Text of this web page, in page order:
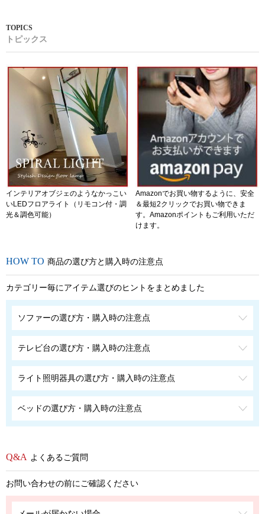
トピックス
インテリアオブジェのようなかっこい
いLEDフロアライト（リモコン付・調
光＆調色可能）
Amazonでお買い物するように、安全
＆最短2クリックでお買い物できま
す。Amazonポイントもご利用いただ
けます。
商品の選び方と購入時の注意点
カテゴリー毎にアイテム選びのヒントをまとめました
ソファーの選び方・購入時の注意点
テレビ台の選び方・購入時の注意点
ライト照明器具の選び方・購入時の注意点
ベッドの選び方・購入時の注意点
よくあるご質問
お問い合わせの前にご確認ください